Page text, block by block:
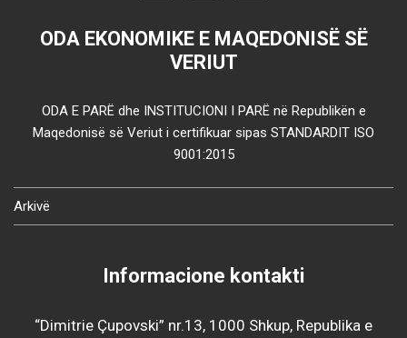
ODA EKONOMIKE E MAQEDONISË SË
VERIUT
ODA E PARË dhe INSTITUCIONI I PARË në Republikën e
Maqedonisë së Veriut i certifikuar sipas STANDARDIT ISO
9001:2015
Arkivë
Informacione kontakti
“Dimitrie Çupovski” nr.13, 1000 Shkup, Republika e